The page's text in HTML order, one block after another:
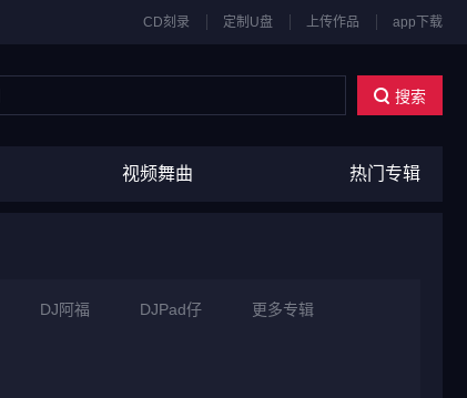
CD刻录 定制U盘 上传作品 app下载
搜索
视频舞曲 热门专辑
DJ阿福 DJPad仔 更多专辑